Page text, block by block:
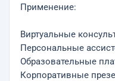
Применение:
Виртуальные
Персональные
Образовательные
Корпоративные